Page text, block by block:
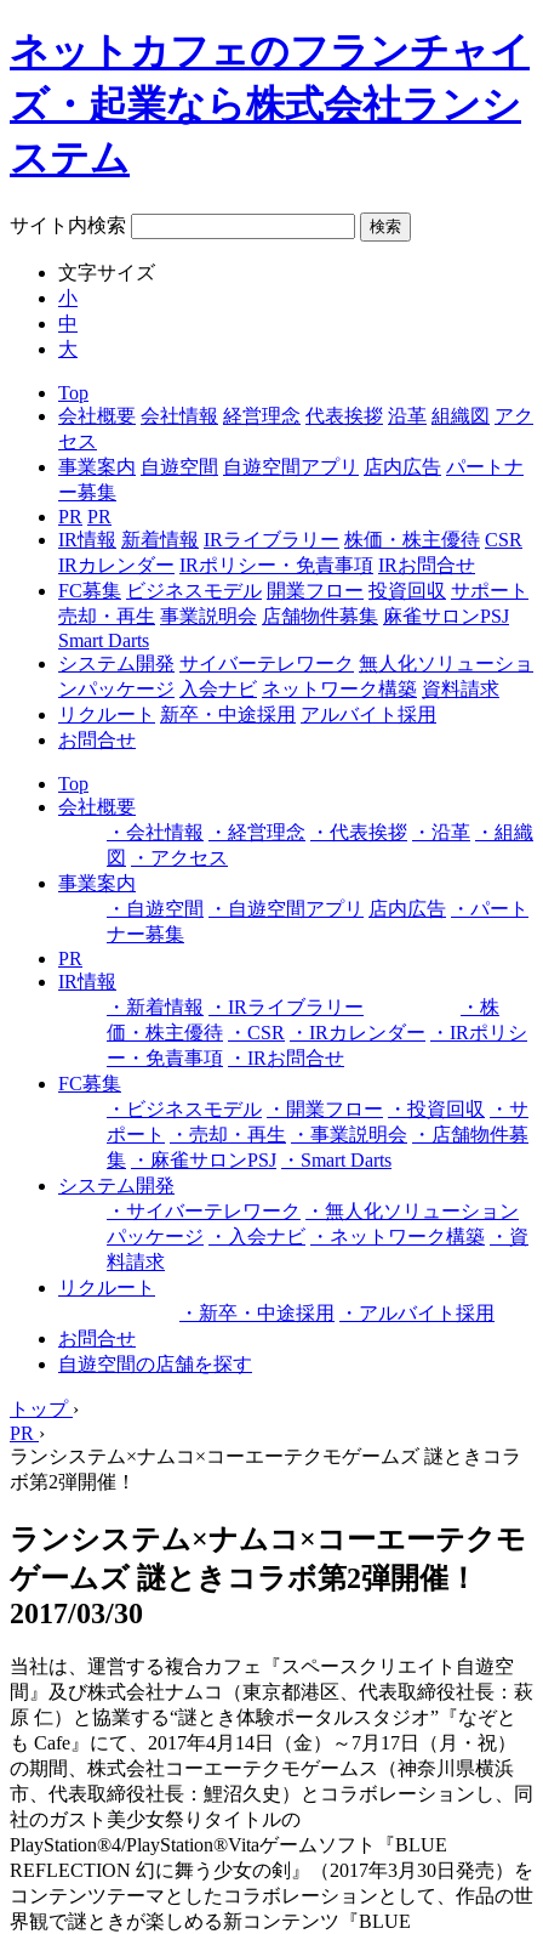
ネットカフェのフランチャイ
ズ・起業なら株式会社ランシ
ステム
サイト内検索
文字サイズ
小
中
大
Top
会社概要 会社情報 経営理念 代表挨拶 沿革 組織図 アク
セス
事業案内 自遊空間 自遊空間アプリ 店内広告 パートナ
ー募集
PR PR
IR情報 新着情報 IRライブラリー 株価・株主優待 CSR
IRカレンダー IRポリシー・免責事項 IRお問合せ
FC募集 ビジネスモデル 開業フロー 投資回収 サポート
売却・再生 事業説明会 店舗物件募集 麻雀サロンPSJ
Smart Darts
システム開発 サイバーテレワーク 無人化ソリューショ
ンパッケージ 入会ナビ ネットワーク構築 資料請求
リクルート 新卒・中途採用 アルバイト採用
お問合せ
Top
会社概要
・会社情報
・経営理念 ・代表挨拶 ・沿革
・組織
図
・アクセス
事業案内
・自遊空間
・自遊空間アプリ 店内広告
・パート
ナー募集
PR
IR情報
・新着情報
・IRライブラリー
・株
価・株主優待
・CSR ・IRカレンダー
・IRポリシ
ー・免責事項
・IRお問合せ
FC募集
・ビジネスモデル
・開業フロー ・投資回収
・サ
ポート
・売却・再生 ・事業説明会
・店舗物件募
集
・麻雀サロンPSJ
・Smart Darts
システム開発
・サイバーテレワーク
・無人化ソリューション
パッケージ
・入会ナビ ・ネットワーク構築
・資
料請求
リクルート
・新卒・中途採用
・アルバイト採用
お問合せ
自遊空間の店舗を探す
トップ ›
PR ›
ランシステム×ナムコ×コーエーテクモゲームズ 謎ときコラ
ボ第2弾開催！
ランシステム×ナムコ×コーエーテクモ
ゲームズ 謎ときコラボ第2弾開催！
2017/03/30
当社は、運営する複合カフェ『スペースクリエイト自遊空
間』及び株式会社ナムコ（東京都港区、代表取締役社長：萩
原 仁）と協業する“謎とき体験ポータルスタジオ”『なぞと
も Cafe』にて、2017年4月14日（金）～7月17日（月・祝）
の期間、株式会社コーエーテクモゲームス（神奈川県横浜
市、代表取締役社長：鯉沼久史）とコラボレーションし、同
社のガスト美少女祭りタイトルの
PlayStation®4/PlayStation®Vitaゲームソフト『BLUE
REFLECTION 幻に舞う少女の剣』（2017年3月30日発売）を
コンテンツテーマとしたコラボレーションとして、作品の世
界観で謎ときが楽しめる新コンテンツ『BLUE